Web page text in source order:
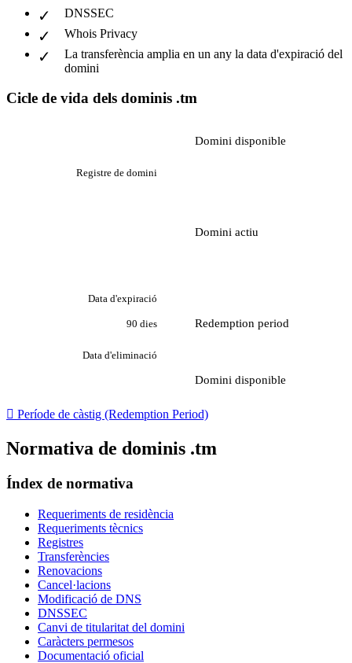
DNSSEC
Whois Privacy
La transferència amplia en un any la data d'expiració del
domini
Cicle de vida dels dominis .tm
Domini disponible
Registre de domini
Domini actiu
Data d'expiració
90 dies Redemption period
Data d'eliminació
Domini disponible
 Període de càstig (Redemption Period)
Normativa de dominis .tm
Índex de normativa
Requeriments de residència
Requeriments tècnics
Registres
Transferències
Renovacions
Cancel·lacions
Modificació de DNS
DNSSEC
Canvi de titularitat del domini
Caràcters permesos
Documentació oficial